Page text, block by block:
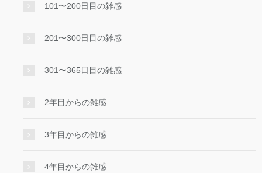
101〜200日目の雑感
201〜300日目の雑感
301〜365日目の雑感
2年目からの雑感
3年目からの雑感
4年目からの雑感